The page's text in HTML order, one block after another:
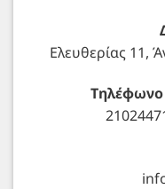
Ελευθερίας 11,
Τηλέφωνο